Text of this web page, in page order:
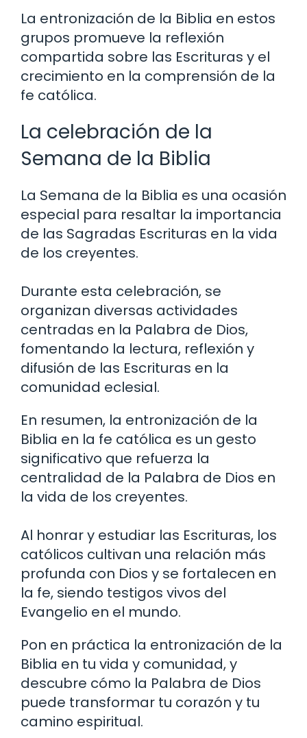
La entronización de la Biblia en estos
grupos promueve la reflexión
compartida sobre las Escrituras y el
crecimiento en la comprensión de la
fe católica.
La celebración de la
Semana de la Biblia
La Semana de la Biblia es una ocasión
especial para resaltar la importancia
de las Sagradas Escrituras en la vida
de los creyentes.
Durante esta celebración, se
organizan diversas actividades
centradas en la Palabra de Dios,
fomentando la lectura, reflexión y
difusión de las Escrituras en la
comunidad eclesial.
En resumen, la entronización de la
Biblia en la fe católica es un gesto
significativo que refuerza la
centralidad de la Palabra de Dios en
la vida de los creyentes.
Al honrar y estudiar las Escrituras, los
católicos cultivan una relación más
profunda con Dios y se fortalecen en
la fe, siendo testigos vivos del
Evangelio en el mundo.
Pon en práctica la entronización de la
Biblia en tu vida y comunidad, y
descubre cómo la Palabra de Dios
puede transformar tu corazón y tu
camino espiritual.